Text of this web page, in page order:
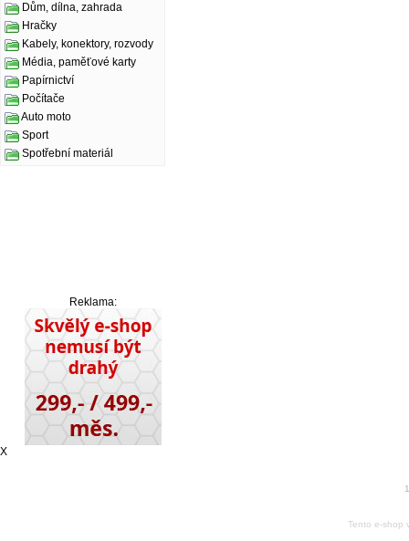
Dům, dílna, zahrada
Hračky
Kabely, konektory, rozvody
Média, paměťové karty
Papírnictví
Počítače
Auto moto
Sport
Spotřební materiál
Reklama:
X
Tento e-shop